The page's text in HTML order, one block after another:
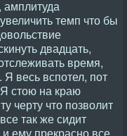
амплитуда
темп что бы
двадцать,
время,
Я весь вспотел, пот
Я стою на краю
черту что позволит
так же сидит